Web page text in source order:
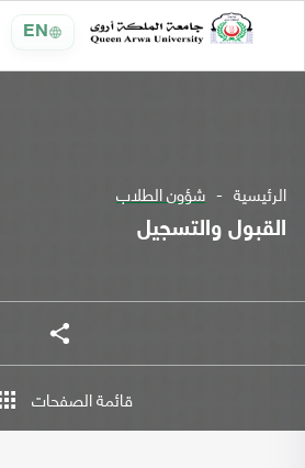
EN
الرئيسية شؤون الطلاب
القبول والتسجيل
شارك
قائمة الصفحات